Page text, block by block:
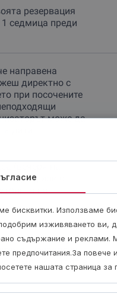
резервация
седмица преди
направена
директно с
при посочените
може да
дата.
(вечеря на
или с
на
имат проблем с
Позволени
само ако стоят в
бисквитки. Използваме
изживяването ви,
съдържание и реклами.
предпочитания.За
нашата страница за